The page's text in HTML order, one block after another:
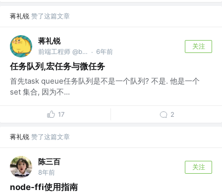
蒋礼锐 赞了这篇文章
蒋礼锐
前端工程师 @bytedance · 6年前
关注
任务队列,宏任务与微任务
首先task queue任务队列是不是一个队列? 不是. 他是一个
set 集合, 因为不...
17 2
蒋礼锐 赞了这篇文章
陈三百
8年前
关注
node-ffi使用指南